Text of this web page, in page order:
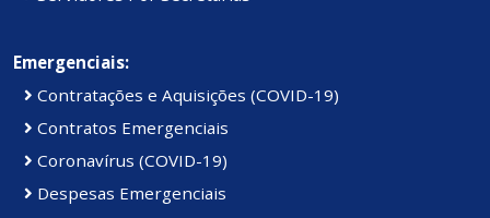
Emergenciais:
Contratações e Aquisições (COVID-19)
Contratos Emergenciais
Coronavírus (COVID-19)
Despesas Emergenciais